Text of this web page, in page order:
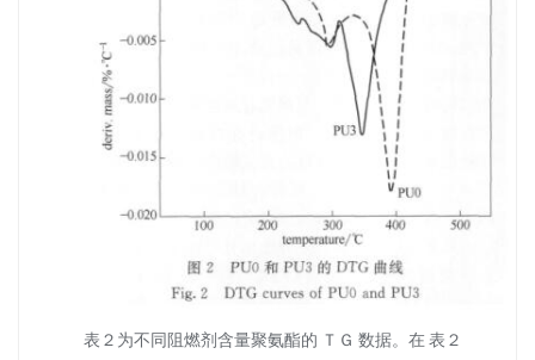
表２为不同阻燃剂含量聚氨酯的 ＴＧ 数据。在 表２